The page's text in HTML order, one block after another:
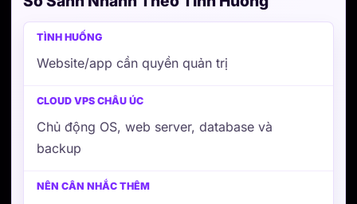
Tình huống Cloud VPS Châu Úc
Nên cân
Website/app cần quyền quản trị
Chủ động OS, web server, database và
backup
Hosting hợp website nhỏ ít tùy chỉnh